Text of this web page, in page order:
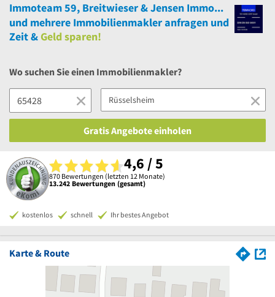
Immoteam 59, Breitwieser & Jensen Immobilienmakler
und mehrere Immobilienmakler anfragen und
Zeit &Geld sparen!
Wo suchen Sie einen Immobilienmakler?
Gratis Angebote einholen
4,6 / 5
870 Bewertungen (letzten 12 Monate)
13.242 Bewertungen (gesamt)
kostenlos schnell Ihr bestes Angebot
Karte & Route